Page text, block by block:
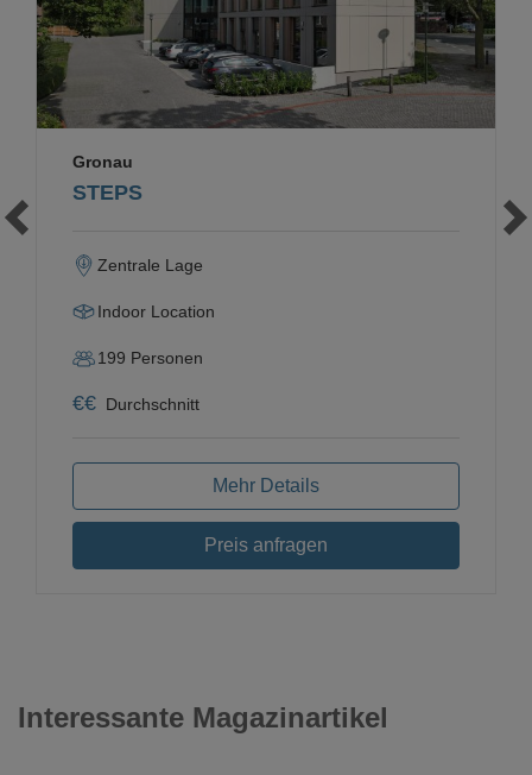
STEPS
Gronau
Zentrale Lage
Indoor Location
199 Personen
€€ Durchschnitt
Mehr Details
Preis anfragen
Interessante Magazinartikel